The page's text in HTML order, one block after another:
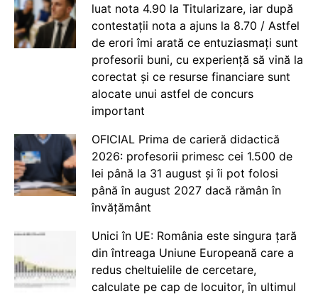
luat nota 4.90 la Titularizare, iar după
contestații nota a ajuns la 8.70 / Astfel
de erori îmi arată ce entuziasmați sunt
profesorii buni, cu experiență să vină la
corectat și ce resurse financiare sunt
alocate unui astfel de concurs
important
OFICIAL Prima de carieră didactică
2026: profesorii primesc cei 1.500 de
lei până la 31 august și îi pot folosi
până în august 2027 dacă rămân în
învățământ
Unici în UE: România este singura țară
din întreaga Uniune Europeană care a
redus cheltuielile de cercetare,
calculate pe cap de locuitor, în ultimul